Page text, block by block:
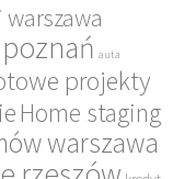
auta
projekty
Home staging
warszawa